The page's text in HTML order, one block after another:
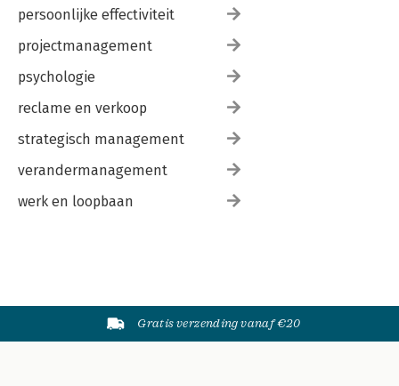
persoonlijke effectiviteit
projectmanagement
psychologie
reclame en verkoop
strategisch management
verandermanagement
werk en loopbaan
Gratis verzending vanaf €20